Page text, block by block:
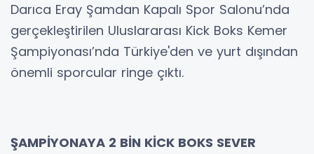
Darıca Eray Şamdan Kapalı Spor Salonu’nda
gerçekleştirilen Uluslararası Kick Boks Kemer
Şampiyonası’nda Türkiye'den ve yurt dışından
önemli sporcular ringe çıktı.
ŞAMPİYONAYA 2 BİN KİCK BOKS SEVER